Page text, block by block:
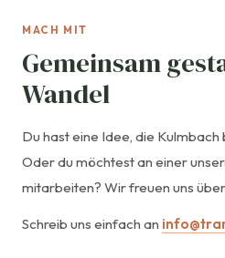
MACH MIT
Gemeinsam
Wandel
Du hast eine Idee, die
Oder du möchtest an einer
mitarbeiten? Wir freuen uns
Schreib uns einfach an